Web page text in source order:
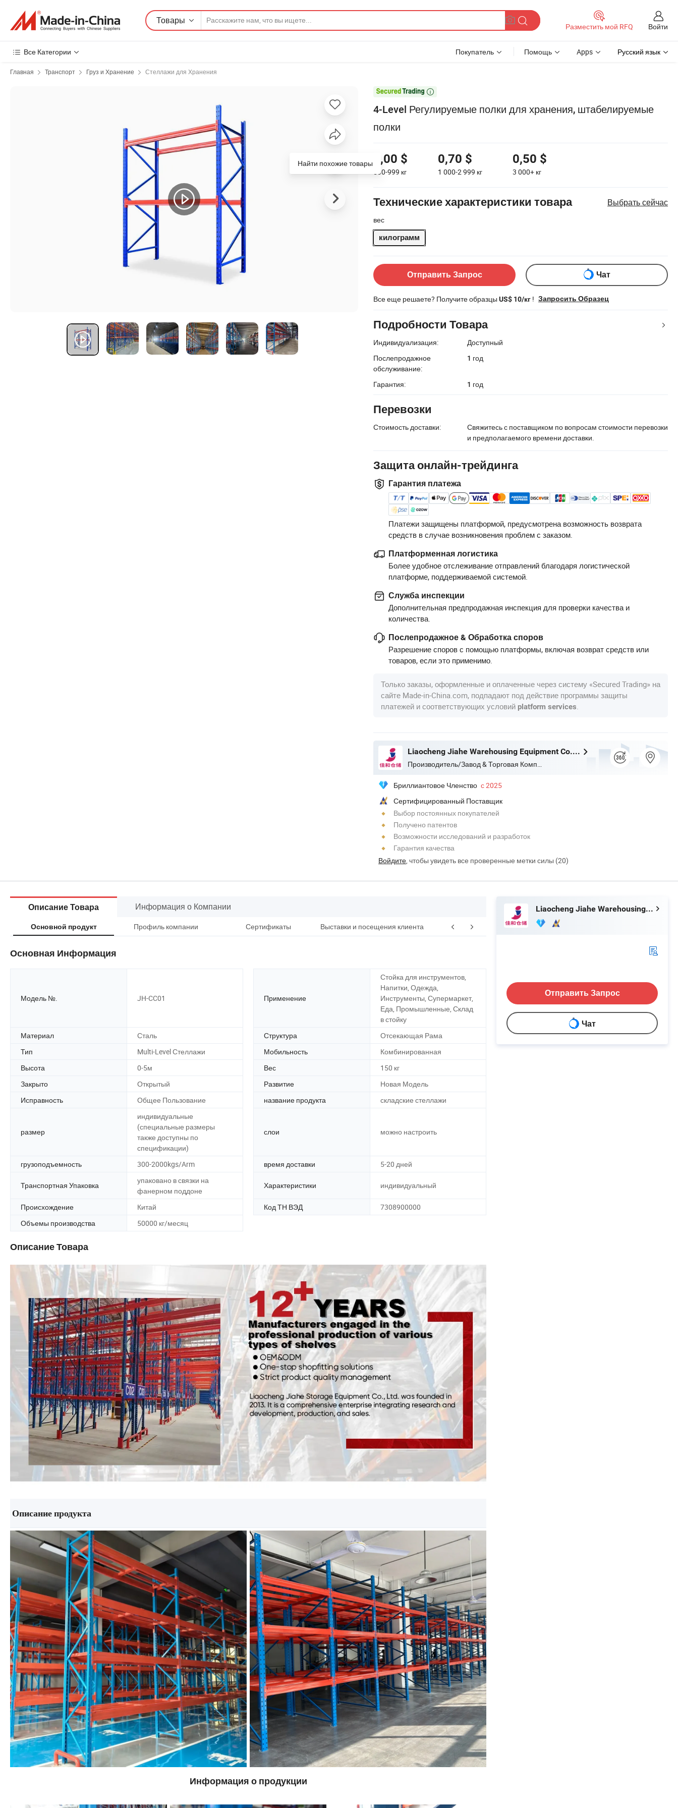
Товары
Разместить мой RFQ Войти
Все Категории Покупатель Помощь Apps Русский язык
Главная Транспорт Груз и Хранение Стеллажи для Хранения

4-Level Регулируемые полки для хранения, штабелируемые
полки
1,00 $
500-999 кг
0,70 $
1 000-2 999 кг
0,50 $
3 000+ кг
Технические характеристики товара Выбрать сейчас
вес
килограмм
Отправить Запрос Чат
Все еще решаете? Получите образцы US$ 10/кг ! Запросить Образец
Подробности Товара
Индивидуализация:
Доступный
Послепродажное
обслуживание:
1 год
Гарантия: 1 год
Перевозки
Стоимость доставки:
Свяжитесь с поставщиком по вопросам стоимости перевозки
и предполагаемого времени доставки.
Защита онлайн-трейдинга
Гарантия платежа
Платежи защищены платформой, предусмотрена возможность возврата
средств в случае возникновения проблем с заказом.
Платформенная логистика
Более удобное отслеживание отправлений благодаря логистической
платформе, поддерживаемой системой.
Служба инспекции
Дополнительная предпродажная инспекция для проверки качества и
количества.
Послепродажное & Обработка споров
Разрешение споров с помощью платформы, включая возврат средств или
товаров, если это применимо.
Только заказы, оформленные и оплаченные через систему «Secured Trading» на
сайте Made-in-China.com, подпадают под действие программы защиты
платежей и соответствующих условий platform services
Liaocheng Jiahe Warehousing Equipment Co., Ltd
Производитель/Завод & Торговая Компания
Бриллиантовое Членство с 2025
Сертифицированный Поставщик
Выбор постоянных покупателей
Получено патентов
Возможности исследований и разработок
Гарантия качества
Войдите, чтобы увидеть все проверенные метки силы (20)
Найти похожие товары
Описание Товара Информация о Компании
Основной продукт Профиль компании Сертификаты Выставки и посещения клиента Упаковка и доставка
Основная Информация
Модель №. JH-CC01 Применение
Стойка для инструментов,
Напитки, Одежда,
Инструменты, Супермаркет,
Еда, Промышленные, Склад
в стойку
Материал
Сталь Структура
Отсекающая Рама
Тип
Multi-Level Стеллажи Мобильность
Комбинированная
Высота
0-5м Вес
150 кг
Закрыто
Открытый Развитие
Новая Модель
Исправность
Общее Пользование название продукта складские стеллажи
размер
индивидуальные
(специальные размеры
также доступны по
спецификации)
слои можно настроить
грузоподъемность 300-2000kgs/Arm время доставки 5-20 дней
Транспортная Упаковка
упаковано в связки на
фанерном поддоне
Характеристики индивидуальный
Происхождение Китай Код ТН ВЭД
7308900000
Объемы производства
50000 кг/месяц
Описание Товара
Описание продукта
Информация о продукции
Liaocheng Jiahe Warehousing Equipment Co., Ltd
Отправить Запрос
Чат